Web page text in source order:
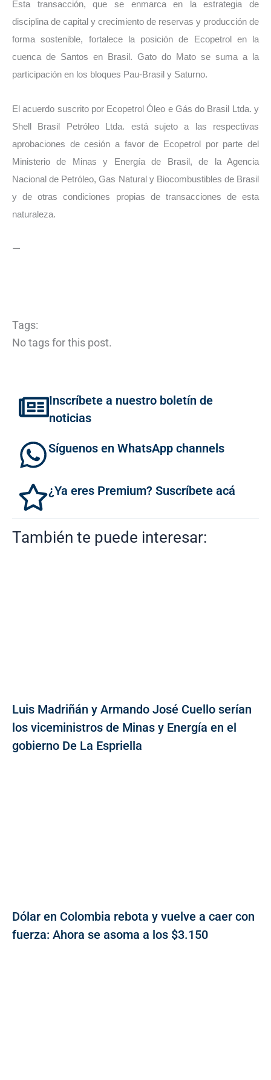
Esta transacción, que se enmarca en la estrategia de
disciplina de capital y crecimiento de reservas y producción de
forma sostenible, fortalece la posición de Ecopetrol en la
cuenca de Santos en Brasil. Gato do Mato se suma a la
participación en los bloques Pau-Brasil y Saturno.
El acuerdo suscrito por Ecopetrol Óleo e Gás do Brasil Ltda. y
Shell Brasil Petróleo Ltda. está sujeto a las respectivas
aprobaciones de cesión a favor de Ecopetrol por parte del
Ministerio de Minas y Energía de Brasil, de la Agencia
Nacional de Petróleo, Gas Natural y Biocombustibles de Brasil
y de otras condiciones propias de transacciones de esta
naturaleza.
—
Tags:
No tags for this post.
Inscríbete a nuestro boletín de
noticias
Síguenos en WhatsApp channels
¿Ya eres Premium? Suscríbete acá
También te puede interesar:
Luis Madriñán y Armando José Cuello serían
los viceministros de Minas y Energía en el
gobierno De La Espriella
Dólar en Colombia rebota y vuelve a caer con
fuerza: Ahora se asoma a los $3.150